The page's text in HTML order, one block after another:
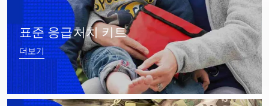
표준 응급처치 키트
더보기